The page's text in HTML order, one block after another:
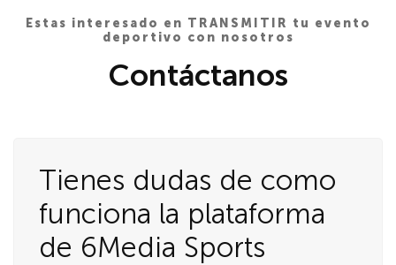
Estas interesado en TRANSMITIR tu evento
deportivo con nosotros
Contáctanos
Tienes dudas de como
funciona la plataforma
de 6Media Sports